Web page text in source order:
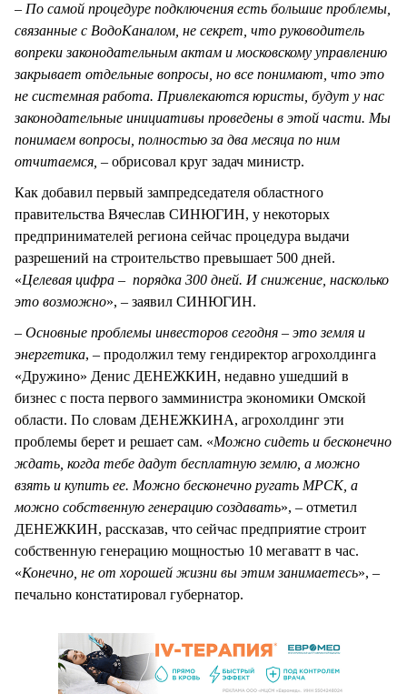
– По самой процедуре подключения есть большие проблемы,
связанные с ВодоКаналом, не секрет, что руководитель
вопреки законодательным актам и московскому управлению
закрывает отдельные вопросы, но все понимают, что это
не системная работа. Привлекаются юристы, будут у нас
законодательные инициативы проведены в этой части. Мы
понимаем вопросы, полностью за два месяца по ним
отчитаемся, – обрисовал круг задач министр.
Как добавил первый зампредседателя областного
правительства Вячеслав СИНЮГИН, у некоторых
предпринимателей региона сейчас процедура выдачи
разрешений на строительство превышает 500 дней.
«Целевая цифра – порядка 300 дней. И снижение, насколько
это возможно», – заявил СИНЮГИН.
– Основные проблемы инвесторов сегодня – это земля и
энергетика, – продолжил тему гендиректор агрохолдинга
«Дружино» Денис ДЕНЕЖКИН, недавно ушедший в
бизнес с поста первого замминистра экономики Омской
области. По словам ДЕНЕЖКИНА, агрохолдинг эти
проблемы берет и решает сам. «Можно сидеть и бесконечно
ждать, когда тебе дадут бесплатную землю, а можно
взять и купить ее. Можно бесконечно ругать МРСК, а
можно собственную генерацию создавать», – отметил
ДЕНЕЖКИН, рассказав, что сейчас предприятие строит
собственную генерацию мощностью 10 мегаватт в час.
«Конечно, не от хорошей жизни вы этим занимаетесь», –
печально констатировал губернатор.